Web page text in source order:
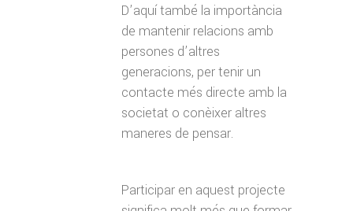
D’aquí també la importància
de mantenir relacions amb
persones d’altres
generacions, per tenir un
contacte més directe amb la
societat o conèixer altres
maneres de pensar.
Participar en aquest projecte